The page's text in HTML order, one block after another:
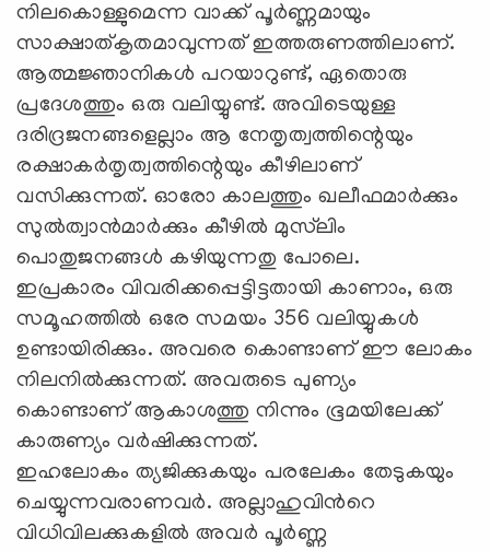
നിലകൊള്ളുമെന്ന വാക്ക് പൂര്‍ണ്ണമായും
സാക്ഷാത്കൃതമാവുന്നത് ഇത്തരുണത്തിലാണ്.
ആത്മജ്ഞാനികള്‍ പറയാറുണ്ട്, ഏതൊരു
പ്രദേശത്തും ഒരു വലിയ്യുണ്ട്. അവിടെയുള്ള
ദരിദ്രജനങ്ങളെല്ലാം ആ നേതൃത്വത്തിന്റെയും
രക്ഷാകര്‍തൃത്വത്തിന്റെയും കീഴിലാണ്
വസിക്കുന്നത്. ഓരോ കാലത്തും ഖലീഫമാര്‍ക്കും
സുല്‍ത്വാന്‍മാര്‍ക്കും കീഴില്‍ മുസ്‍ലിം
പൊതുജനങ്ങള്‍ കഴിയുന്നതു പോലെ.
ഇപ്രകാരം വിവരിക്കപ്പെട്ടിട്ടതായി കാണാം, ഒരു
സമൂഹത്തില്‍ ഒരേ സമയം 356 വലിയ്യുകള്‍
ഉണ്ടായിരിക്കും. അവരെ കൊണ്ടാണ് ഈ ലോകം
നിലനില്‍ക്കുന്നത്. അവരുടെ പുണ്യം
കൊണ്ടാണ് ആകാശത്തു നിന്നും ഭൂമയിലേക്ക്
കാരുണ്യം വര്‍ഷിക്കുന്നത്.
ഇഹലോകം ത്യജിക്കുകയും പരലേകം തേടുകയും
ചെയ്യുന്നവരാണവര്‍. അല്ലാഹുവിന്‍റെ
വിധിവിലക്കുകളില്‍ അവര്‍ പൂര്‍ണ്ണ